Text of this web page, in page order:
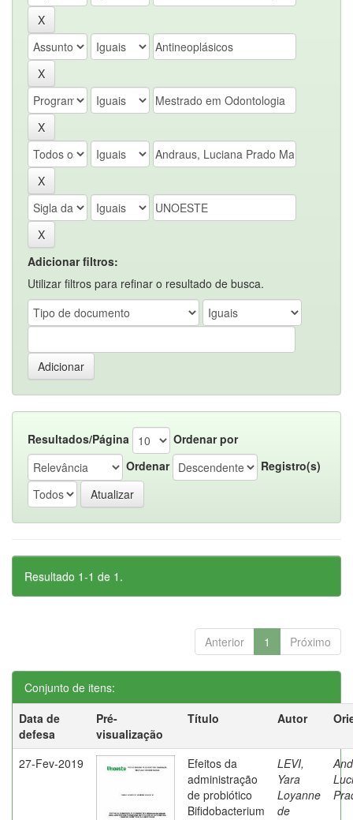
Adicionar filtros:
Utilizar filtros para refinar o resultado de busca.
Resultados/Página
Ordenar por
Ordenar
Registro(s)
Resultado 1-1 de 1.
Anterior 1 Próximo
Conjunto de itens:
Data de
defesa
Pré-
visualização
Título Autor
27-Fev-2019
Efeitos da
administração
de probiótico
Bifidobacterium
LEVI,
Yara
Loyanne
de